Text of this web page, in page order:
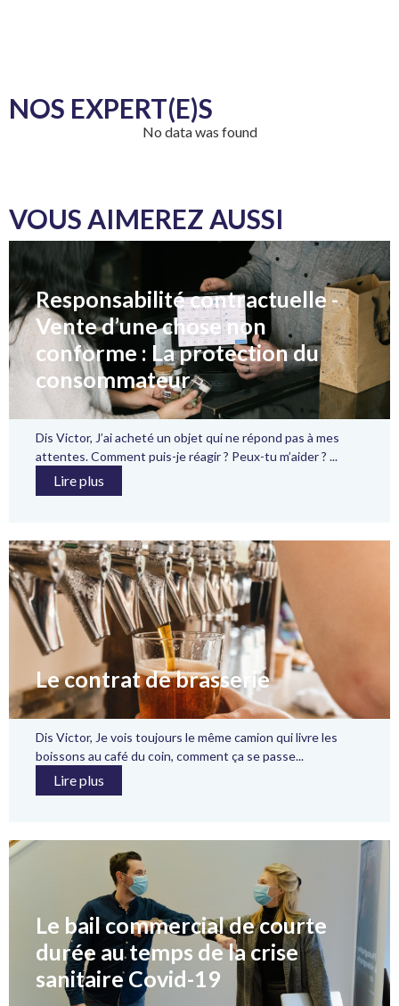
NOS EXPERT(E)S
No data was found
VOUS AIMEREZ AUSSI
Responsabilité contractuelle -
Vente d’une chose non
conforme : La protection du
consommateur
Dis Victor, J’ai acheté un objet qui ne répond pas à mes
attentes. Comment puis-je réagir ? Peux-tu m’aider ? ...
Lire plus
Le contrat de brasserie
Dis Victor, Je vois toujours le même camion qui livre les
boissons au café du coin, comment ça se passe...
Lire plus
Le bail commercial de courte
durée au temps de la crise
sanitaire Covid-19